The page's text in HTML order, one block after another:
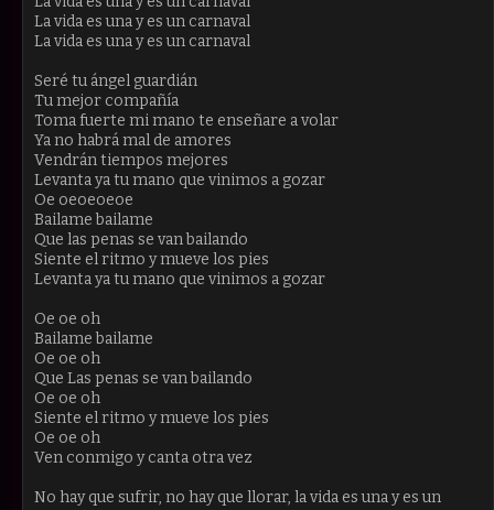
La vida es una y es un carnaval
La vida es una y es un carnaval
Seré tu ángel guardián
Tu mejor compañía
Toma fuerte mi mano te enseñare a volar
Ya no habrá mal de amores
Vendrán tiempos mejores
Levanta ya tu mano que vinimos a gozar
Oe oeoeoeoe
Bailame bailame
Que las penas se van bailando
Siente el ritmo y mueve los pies
Levanta ya tu mano que vinimos a gozar
Oe oe oh
Bailame bailame
Oe oe oh
Que Las penas se van bailando
Oe oe oh
Siente el ritmo y mueve los pies
Oe oe oh
Ven conmigo y canta otra vez
No hay que sufrir, no hay que llorar, la vida es una y es un